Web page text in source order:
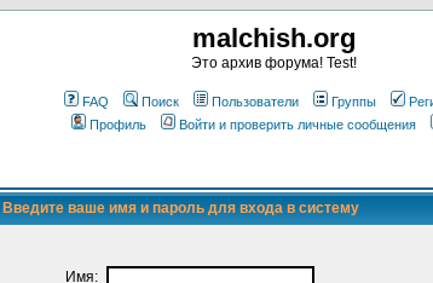
malchish.org
Это архив форума! Test!
FAQ Поиск Пользователи Группы
Профиль
Войти и проверить личные сообщения
Введите ваше имя и пароль для входа в систему
Имя: